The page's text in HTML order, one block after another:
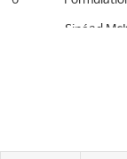
Sinéad
7 Adverse
Iñaki